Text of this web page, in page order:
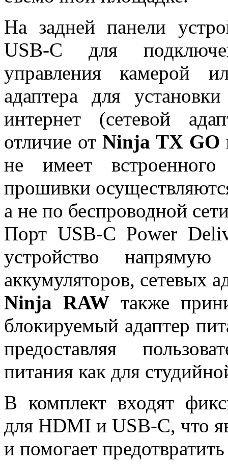
На задней панели
USB-C для
управления камерой
адаптера для
интернет (сетевой
отличие от Ninja TX GO
не имеет
прошивки
а не по беспроводной
Порт USB-C Power
устройство
аккумуляторов, сетевых
Ninja RAWтакже
блокируемый адаптер
предоставляя
питания как для
В комплект входят
для HDMI и USB-C, что
и помогает